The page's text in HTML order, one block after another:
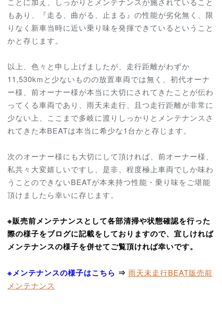
もあり、『走る、曲がる、止まる』の性能が劣化無く、限
りなく新車当時に近い乗り味を発揮できているということ
かと存じます。
以上、色々と申し上げましたが、 走行距離がわずか
11,530kmと少ないものの放置車両では無く、初代オーナ
ー様、前オーナー様が本当に大切にされてきたことが伝わ
ってくる車両であり、雨天未走行、且つ走行距離が非常に
少ない上、ここまで多岐に渡りしっかりとメンテナンスさ
れてきた本BEATは本当に希少な1台かと存じます。
次のオーナー様にも大切にして頂ければ、前オーナー様、
私共々大変嬉しいですし、是非、程度極上車両でしか味わ
うことのできないBEATが本来持つ性能・乗り味をご堪能
頂けましたら幸いに存じます。
※販売前メンテナンスとして各部清掃や状態確認を行った
際の様子をブログに記載をしておりますので、宜しければ
メンテナンスの様子を併せてご覧頂ければ幸いです。
※メンテナンスの様子はこちら ⇒ 雨天未走行BEAT販売前
メンテナンス